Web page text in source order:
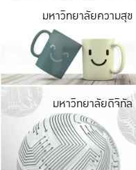
มหาวิทยาลัยความสุข
มหาวิทยาลัยดิจิทัล